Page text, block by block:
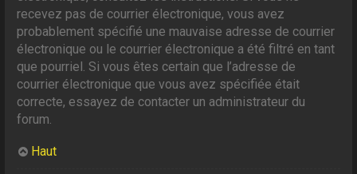
recevez pas de courrier électronique, vous avez
probablement spécifié une mauvaise adresse de courrier
électronique ou le courrier électronique a été filtré en tant
que pourriel. Si vous êtes certain que l’adresse de
courrier électronique que vous avez spécifiée était
correcte, essayez de contacter un administrateur du
forum.
Haut